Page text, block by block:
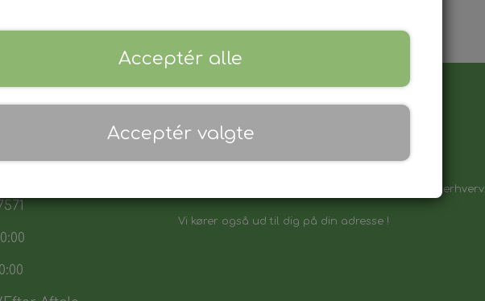
Vores sortiment henvender sig både til private & erhverv.
Vi kører også ud til dig på din adresse !
Acceptér alle
Acceptér valgte